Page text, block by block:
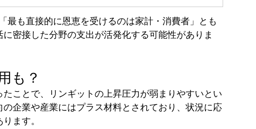
最も直接的に恩恵を受けるのは家計・消費者」とも
密接した分野の支出が活発化する可能性がありま
も？
ことで、リンギットの上昇圧力が弱まりやすいとい
企業や産業にはプラス材料とされており、状況に応
ます。